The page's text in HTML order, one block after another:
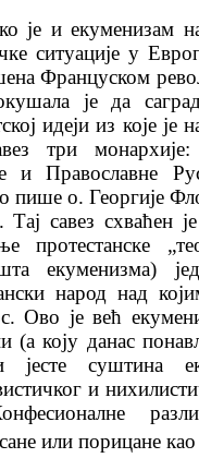
је и екуменизам
ситуације у
Француском
је да
идеји из које је
три монархије:
и Православне
пише о. Георгије
Тај савез схваћен
протестанске
екуменизма)
народ над
Ово је већ
(а коју данас
суштина
и
или порицане